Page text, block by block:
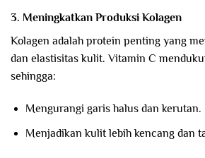
3. Meningkatkan Produksi Kolagen
Kolagen adalah protein penting yang
dan elastisitas kulit. Vitamin C
sehingga:
Mengurangi garis halus dan kerutan.
Menjadikan kulit lebih kencang dan